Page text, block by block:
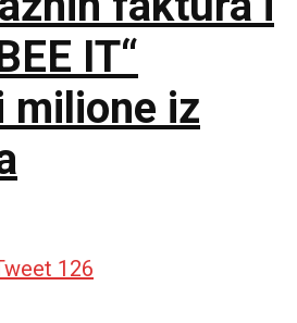
IT“
milione iz
126